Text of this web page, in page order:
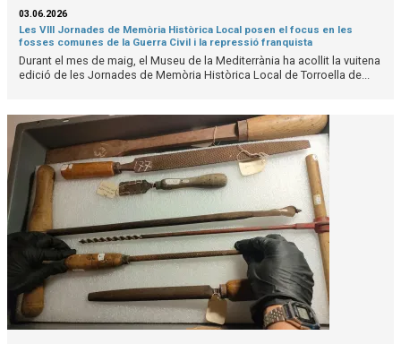
03.06.2026
Les VIII Jornades de Memòria Històrica Local posen el focus en les
fosses comunes de la Guerra Civil i la repressió franquista
Durant el mes de maig, el Museu de la Mediterrània ha acollit la vuitena
edició de les Jornades de Memòria Històrica Local de Torroella de...